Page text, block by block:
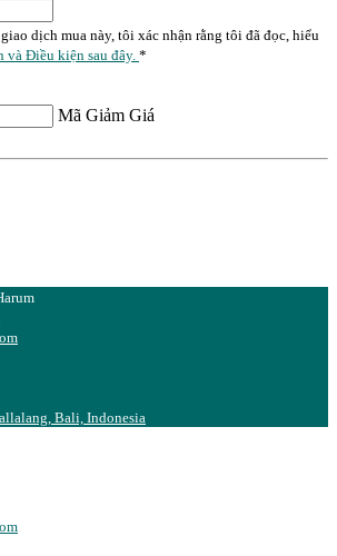
dịch mua này, tôi xác nhận rằng tôi đã đọc, hiểu
và Điều kiện sau đây. *
Mã Giảm Giá
Bali, Indonesia